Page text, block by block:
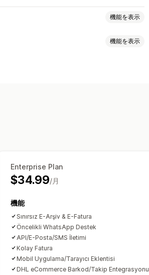
機能を表示
機能を表示
Enterprise Plan
$34.99/月
機能
Sınırsız E-Arşiv & E-Fatura
Öncelikli WhatsApp Destek
API/E-Posta/SMS İletimi
Kolay Fatura
Mobil Uygulama/Tarayıcı Eklentisi
DHL eCommerce Barkod/Takip Entegrasyonu